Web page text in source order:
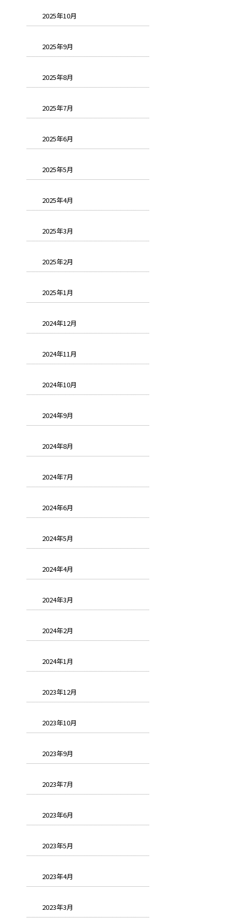
2025年10月
2025年9月
2025年8月
2025年7月
2025年6月
2025年5月
2025年4月
2025年3月
2025年2月
2025年1月
2024年12月
2024年11月
2024年10月
2024年9月
2024年8月
2024年7月
2024年6月
2024年5月
2024年4月
2024年3月
2024年2月
2024年1月
2023年12月
2023年10月
2023年9月
2023年7月
2023年6月
2023年5月
2023年4月
2023年3月